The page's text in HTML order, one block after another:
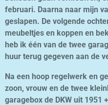
februari. Daarna naar mijn
geslapen. De volgende
meubeltjes en koppen en
heb ik één van de twee
huur terug gegeven aan de
Na een hoop regelwerk en
zoon, vrouw en de twee
garagebox de DKW uit 1951